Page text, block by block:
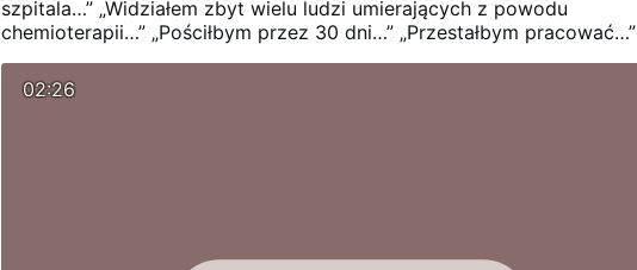
szpitala…” „Widziałem zbyt wielu ludzi umierających z powodu
chemioterapii…” „Pościłbym przez 30 dni…” „Przestałbym pracować…”
02:26